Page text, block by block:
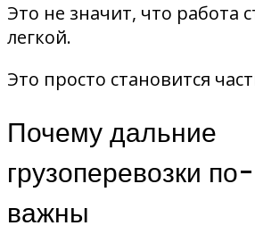
Это не значит, что работа
легкой.
Это просто становится
Почему дальние
грузоперевозки
важны